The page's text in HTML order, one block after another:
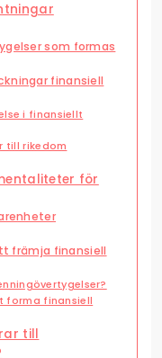
som formas
finansiell
i finansiellt
till rikedom
för
främja finansiell
forma finansiell
till